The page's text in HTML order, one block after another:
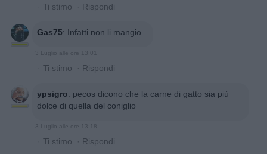
· Ti stimo · Rispondi
Gas75: Infatti non li mangio.
3 Luglio alle ore 13:01
· Ti stimo · Rispondi
ypsigro: pecos dicono che la carne di gatto sia più
dolce di quella del coniglio
3 Luglio alle ore 13:18
· Ti stimo · Rispondi